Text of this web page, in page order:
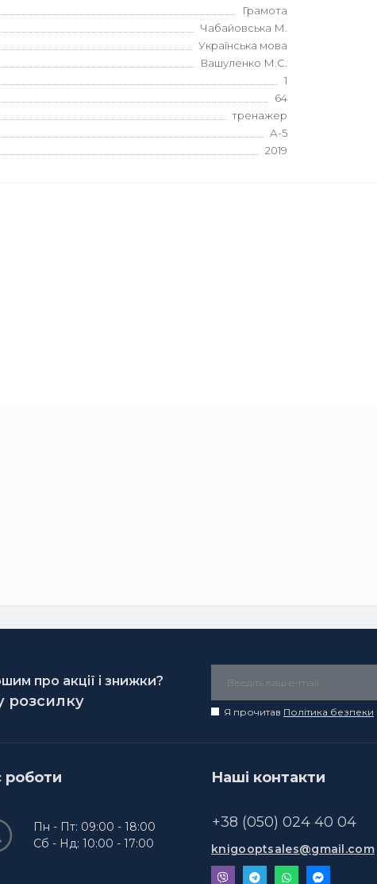
Грамота
Чабайовська М.
Українська мова
Вашуленко М.С.
1
64
тренажер
А-5
2019
про акції і знижки?
розсилку
Я прочитав Політика безпеки
роботи
Пн - Пт: 09:00 - 18:00
Сб - Нд: 10:00 - 17:00
Наші контакти
+38 (050) 024 40 04
knigooptsales@gmail.com